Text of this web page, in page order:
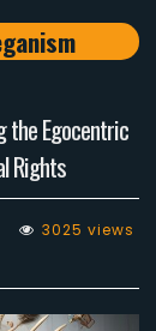
the Egocentric
Rights
3025 views